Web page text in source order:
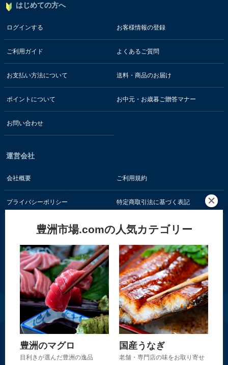
はじめての方へ
ログインする お客様情報の登録
ご利用ガイド よくあるご質問
お支払い方法について 送料・商品のお届け
ポイントについて お中元・お歳暮ご贈答マナー
お問い合わせ
運営会社
会社概要 ご利用規約
プライバシーポリシー 特定商取引法に基づく表記
お客様の情報はSSL暗号通信技術で保護されています
Copyright © 2001-2026 株式会社 食文化 All rights reserved.
当サイト内の文章・画像等の一切の無断転載および転用を禁じます。
豊洲市場.comの人気カテゴリー
豊洲のマグロ
目利きが選んだ豊洲の逸品
国産うなぎ
老舗・専門店の味をお取り寄せ